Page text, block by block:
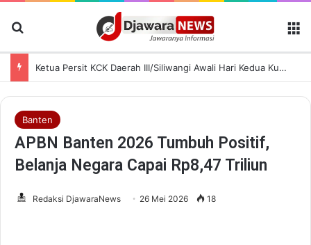
Ketua Persit KCK Daerah III/Siliwangi Awali Hari Kedua Kunjungan Kerja di TK Kartika XIX-39
Banten
APBN Banten 2026 Tumbuh Positif,
Belanja Negara Capai Rp8,47 Triliun
Redaksi DjawaraNews 26 Mei 2026 18